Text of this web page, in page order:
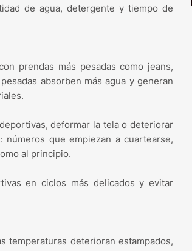
de agua, detergente y tiempo de
prendas más pesadas como jeans,
absorben más agua y generan
deformar la tela o deteriorar
que empiezan a cuartearse,
al principio.
en ciclos más delicados y evitar
temperaturas deterioran estampados,